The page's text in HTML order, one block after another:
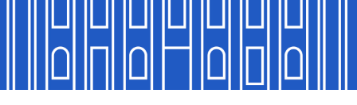
Show/Hide
Show/Hide
Show/Hide